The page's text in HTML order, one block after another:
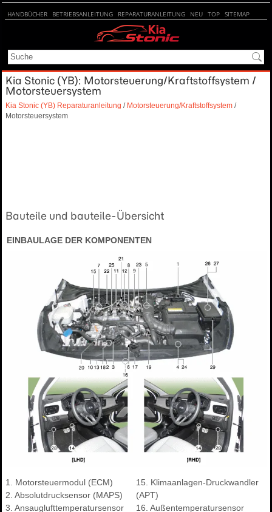
HANDBÜCHER BETRIEBSANLEITUNG REPARATURANLEITUNG NEU TOP SITEMAP
Kia Stonic (YB): Motorsteuerung/Kraftstoffsystem /
Motorsteuersystem
Kia Stonic (YB) Reparaturanleitung / Motorsteuerung/Kraftstoffsystem /
Motorsteuersystem
Bauteile und bauteile-Übersicht
EINBAULAGE DER KOMPONENTEN
1. Motorsteuermodul (ECM)
2. Absolutdrucksensor (MAPS)
3. Ansauglufttemperatursensor
15. Klimaanlagen-Druckwandler
(APT)
16. Außentemperatursensor